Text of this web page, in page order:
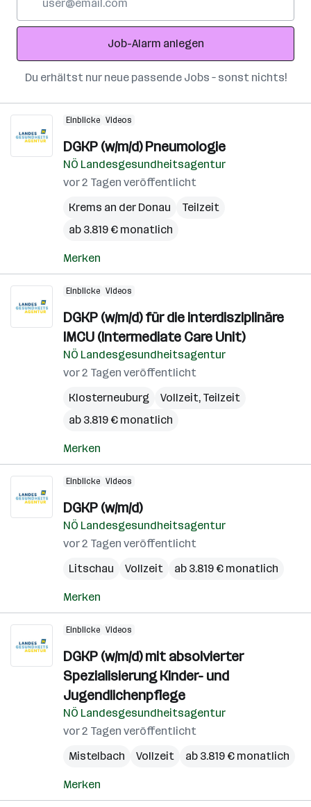
Adresse
Job-Alarm anlegen
Du erhältst nur neue passende Jobs – sonst nichts!
Einblicke Videos
DGKP (w/m/d) Pneumologie
NÖ Landesgesundheitsagentur
vor 2 Tagen veröffentlicht
Krems an der Donau
Teilzeit
ab 3.819 € monatlich
Merken
Einblicke Videos
DGKP (w/m/d) für die interdisziplinäre
IMCU (Intermediate Care Unit)
NÖ Landesgesundheitsagentur
vor 2 Tagen veröffentlicht
Klosterneuburg
Vollzeit, Teilzeit
ab 3.819 € monatlich
Merken
Einblicke Videos
DGKP (w/m/d)
NÖ Landesgesundheitsagentur
vor 2 Tagen veröffentlicht
Litschau
Vollzeit ab 3.819 € monatlich
Merken
Einblicke Videos
DGKP (w/m/d) mit absolvierter
Spezialisierung Kinder- und
Jugendlichenpflege
NÖ Landesgesundheitsagentur
vor 2 Tagen veröffentlicht
Mistelbach
Vollzeit ab 3.819 € monatlich
Merken